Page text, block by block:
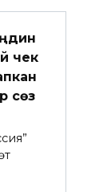
чек
сөз